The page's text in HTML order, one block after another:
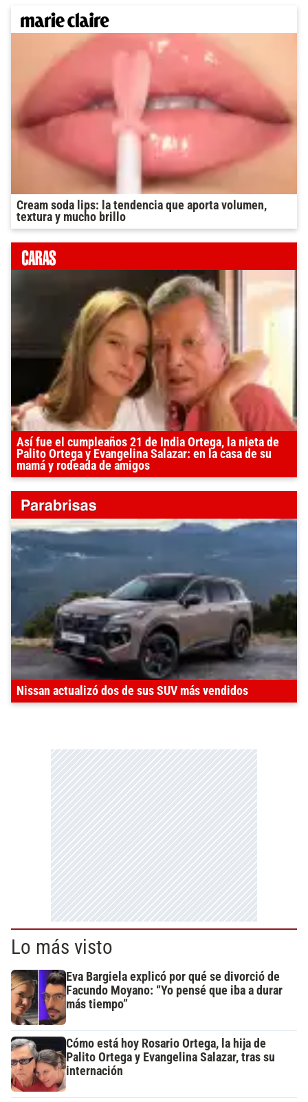
Cream soda lips: la tendencia que aporta volumen,
textura y mucho brillo
Así fue el cumpleaños 21 de India Ortega, la nieta de
Palito Ortega y Evangelina Salazar: en la casa de su
mamá y rodeada de amigos
Nissan actualizó dos de sus SUV más vendidos
Lo más visto
Eva Bargiela explicó por qué se divorció de
Facundo Moyano: “Yo pensé que iba a durar
más tiempo”
Cómo está hoy Rosario Ortega, la hija de
Palito Ortega y Evangelina Salazar, tras su
internación